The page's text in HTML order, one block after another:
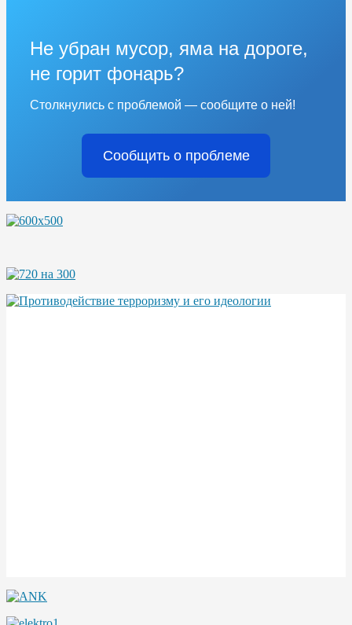
Не убран мусор, яма на дороге,
не горит фонарь?
Столкнулись с проблемой — сообщите о ней!
Сообщить о проблеме